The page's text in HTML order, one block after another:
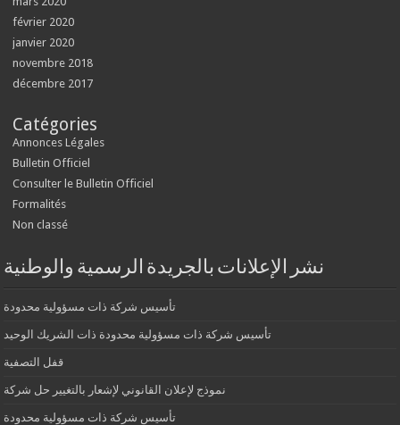
février 2020
janvier 2020
novembre 2018
décembre 2017
Catégories
Annonces Légales
Bulletin Officiel
Consulter le Bulletin Officiel
Formalités
Non classé
نشر الإعلانات بالجريدة الرسمية والوطنية
تأسيس شركة ذات مسؤولية محدودة
تأسيس شركة ذات مسؤولية محدودة ذات الشريك الوحيد
قفل التصفية
نموذج لإعلان القانوني لإشعار بالتغيير حل شركة
تأسيس شركة ذات مسؤولية محدودة